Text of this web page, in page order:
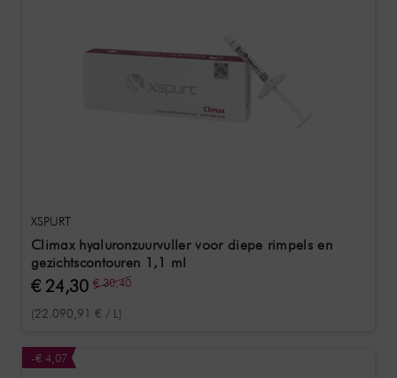
XSPURT
Climax hyaluronzuurvuller voor diepe rimpels en
gezichtscontouren 1,1 ml
€ 24,30 € 30,40
(22.090,91 € / L)
-€ 4,07